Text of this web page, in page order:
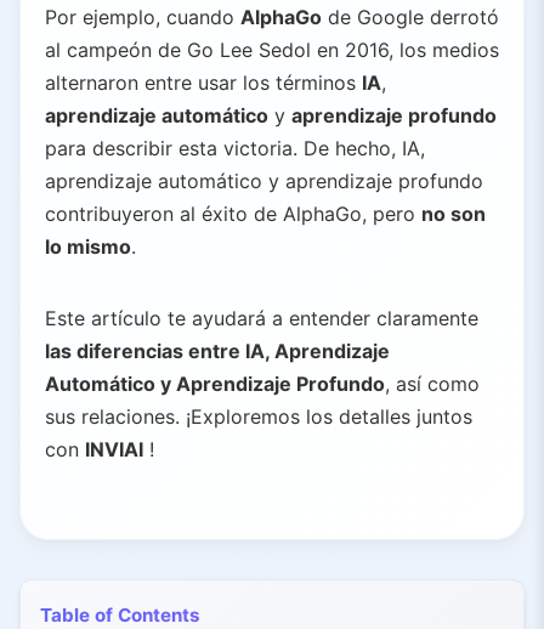
Por ejemplo, cuando AlphaGo de Google derrotó
al campeón de Go Lee Sedol en 2016, los medios
alternaron entre usar los términos IA,
aprendizaje automático y aprendizaje profundo
para describir esta victoria. De hecho, IA,
aprendizaje automático y aprendizaje profundo
contribuyeron al éxito de AlphaGo, pero no son
lo mismo.
Este artículo te ayudará a entender claramente
las diferencias entre IA, Aprendizaje
Automático y Aprendizaje Profundo, así como
sus relaciones. ¡Exploremos los detalles juntos
con INVIAI !
Table of Contents